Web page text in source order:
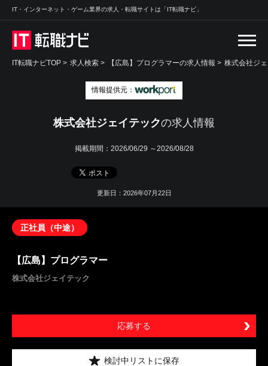
IT・インターネット・ゲーム業界の求人・転職サイトは「IT転職ナビ」
IT転職ナビTOP > 求人検索 > 【広島】プログラマーの求人情報 > 株式会社ジ
情報提供元：
株式会社ジェイテックの求人情報
掲載期間： 2026/06/29 ～2026/08/28
更新日：2026年07月22日
正社員（中途）
【広島】プログラマー
株式会社ジェイテック
応募する
検討中リストに保存